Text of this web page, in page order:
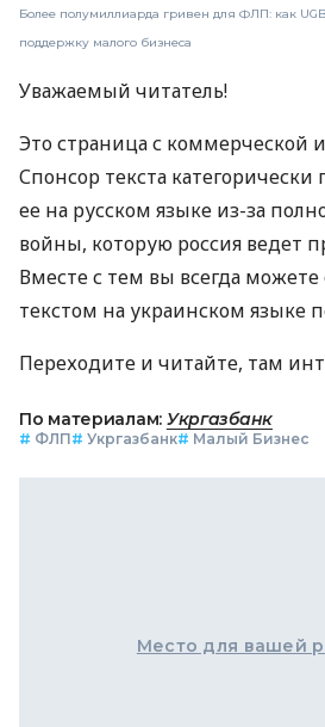
Более полумиллиарда гривен для ФЛП: как
поддержку малого бизнеса
Уважаемый читатель!
Это страница с коммерческой
Спонсор текста
ее на русском языке из-за
войны, которую россия ведет
Вместе с тем вы всегда можете
текстом на украинском языке
Переходите и читайте, там
По материалам: Укргазбанк
# ФЛП# Укргазбанк# Малый Бизнес
Место для вашей